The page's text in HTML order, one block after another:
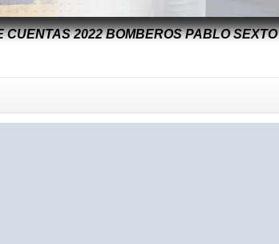
CUENTAS 2022 BOMBEROS PABLO SEXTO